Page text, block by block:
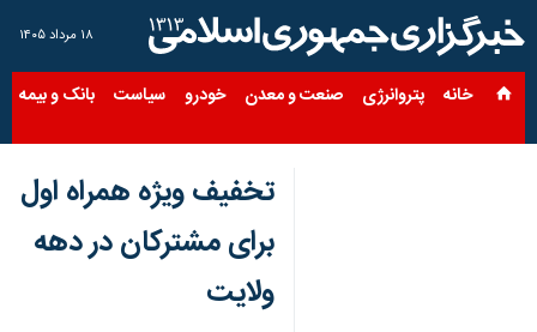
۱۸ مرداد ۱۴۰۵
خانه پتروانرژی صنعت و معدن خودرو سیاست بانک و بیمه
تخفیف ویژه همراه اول
برای مشترکان در دهه
ولایت